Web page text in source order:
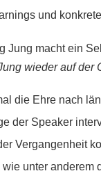
und
wieder auf der
die Ehre nach
der Speaker
Vergangenheit
unter anderem